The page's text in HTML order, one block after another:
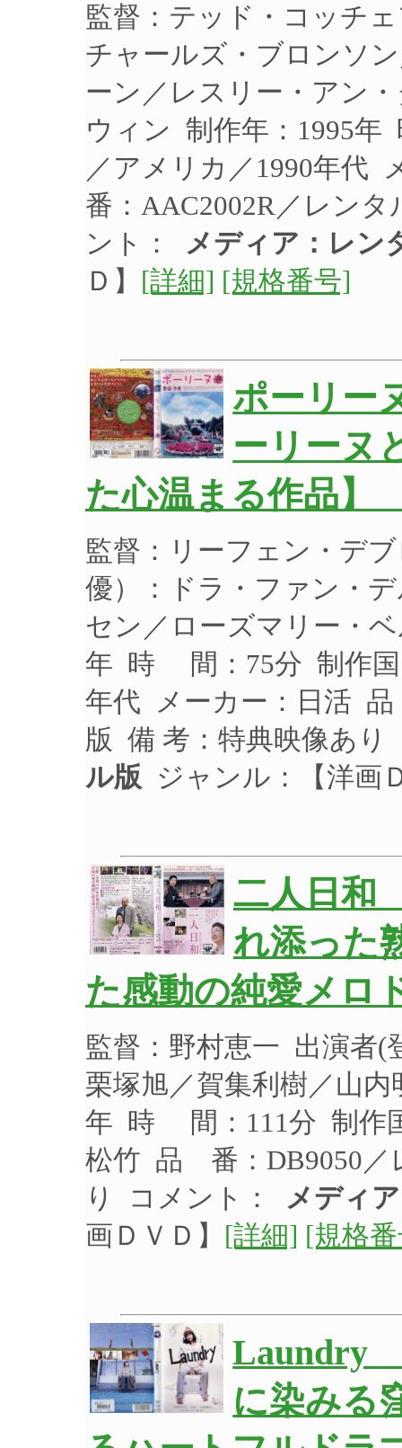
監督：テッド・コッチ
チャールズ・ブロンソ
ーン／レスリー・アン
ウィン 制作年：1995
／アメリカ／1990年
番：AAC2002R／レン
ント：
メディア：レン
Ｄ】 [詳細] [規格番号]
ポーリー
ーリーヌ
た心温まる作品
監督：リーフェン・デ
優）：ドラ・ファン・
セン／ローズマリー・
年 時 間：75分 制作国
年代 メーカー：日活
版 備 考：特典映像あり
ル版 ジャンル：【洋画
二人日和
れ添った
た感動の純愛メロ
監督：野村恵一 出演者(
栗塚旭／賀集利樹／山
年 時 間：111分 制作
松竹 品 番：DB9050／
り コメント：
メディ
画ＤＶＤ】 [詳細] [規格
Laundry
に染みる